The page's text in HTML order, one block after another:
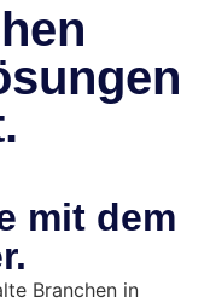
mit dem
Branchen in